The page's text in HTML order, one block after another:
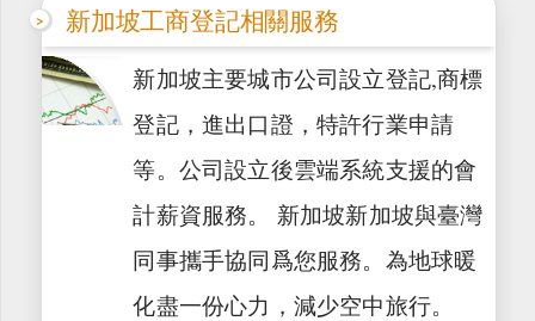
新加坡工商登記相關服務
新加坡主要城市公司設立登記,商標
登記，進出口證，特許行業申請
等。公司設立後雲端系統支援的會
計薪資服務。 新加坡新加坡與臺灣
同事攜手協同爲您服務。為地球暖
化盡一份心力，減少空中旅行。